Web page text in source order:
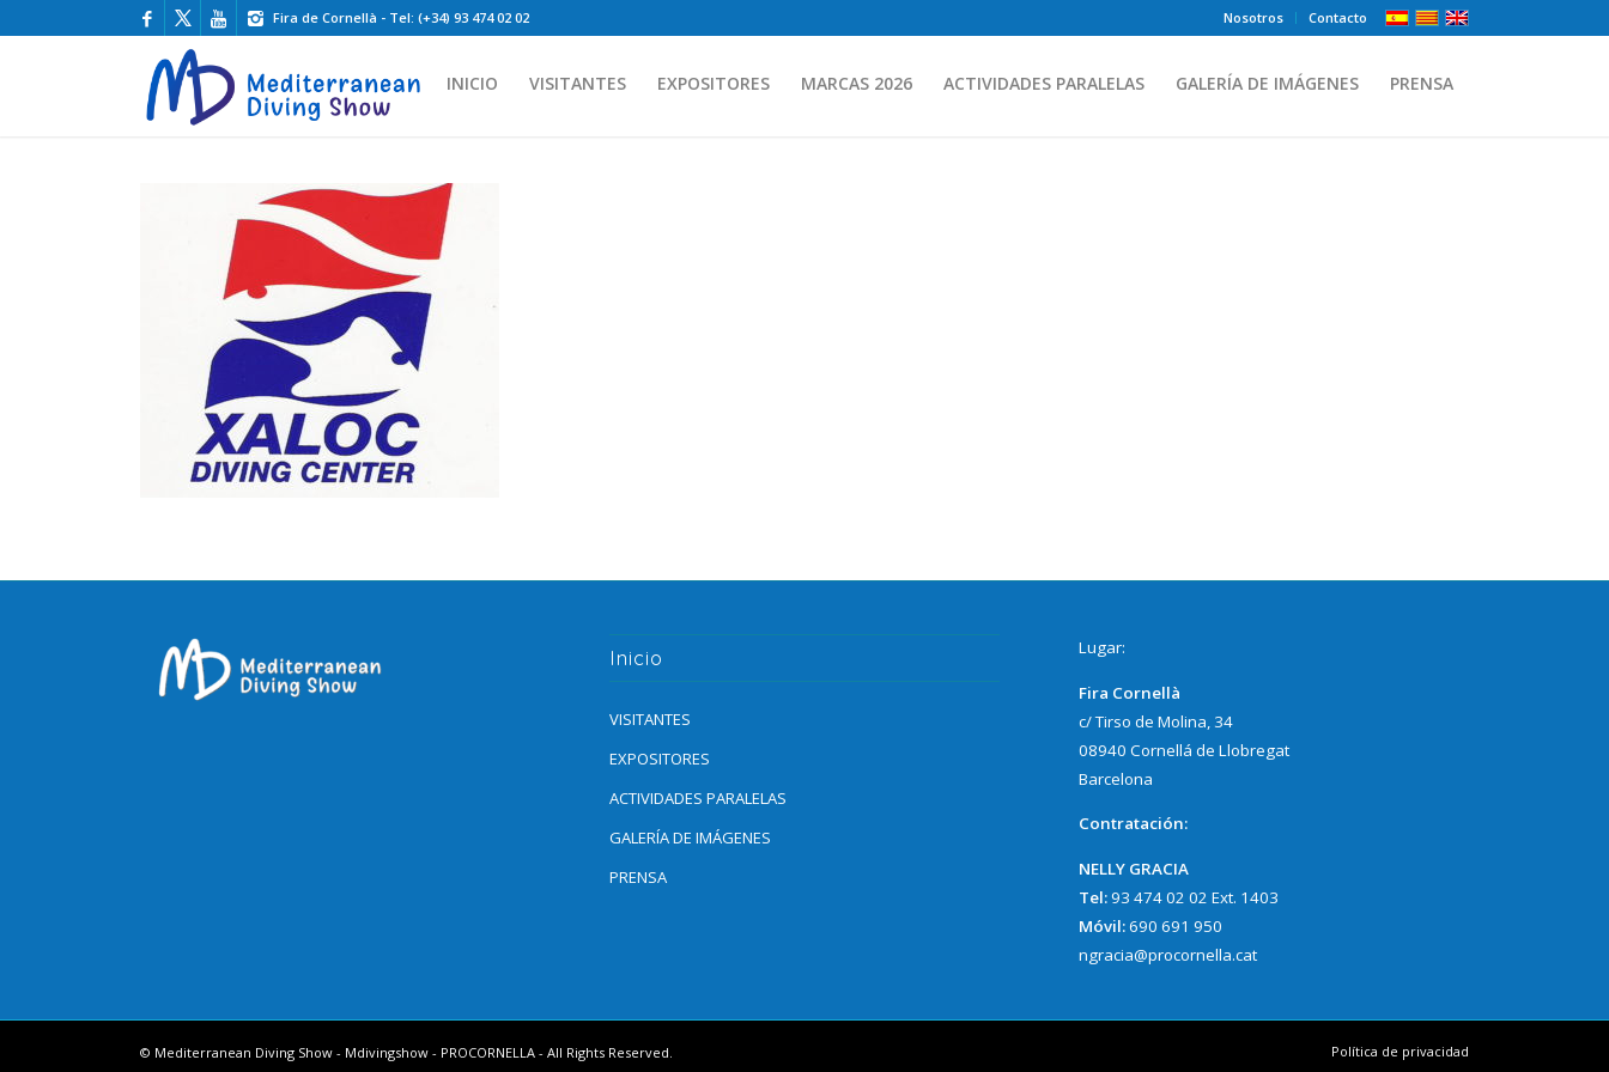
Nosotros Contacto
Fira de Cornellà - Tel: (+34) 93 474 02 02
INICIO VISITANTES EXPOSITORES MARCAS 2026 ACTIVIDADES PARALELAS GALERÍA DE IMÁGENES PRENSA
Inicio
VISITANTES
EXPOSITORES
ACTIVIDADES PARALELAS
GALERÍA DE IMÁGENES
PRENSA
Lugar:
Fira Cornellà
c/ Tirso de Molina, 34
08940 Cornellá de Llobregat
Barcelona
Contratación:
NELLY GRACIA
Tel:93 474 02 02 Ext. 1403
Móvil:690 691 950
ngracia@procornella.cat
© Mediterranean Diving Show - Mdivingshow - PROCORNELLA - All Rights Reserved. Política de privacidad